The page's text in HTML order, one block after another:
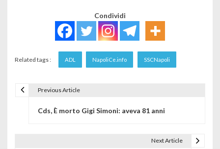
Condividi
Related tags : ADL NapoliCe.info SSCNapoli
Previous Article
Cds, È morto Gigi Simoni: aveva 81 anni
Next Article